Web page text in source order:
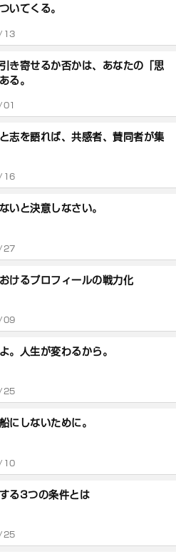
いてくる。
13
き寄せるか否かは、あなたの「思
る。
志を語れば、共感者、賛同者が集
16
いと決意しなさい。
27
けるプロフィールの戦力化
09
。人生が変わるから。
25
にしないために。
10
る3つの条件とは
25